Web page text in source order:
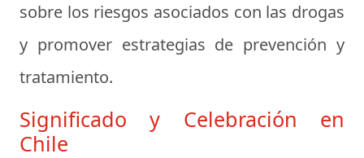
sobre los riesgos asociados con las drogas
y promover estrategias de prevención y
tratamiento.
Significado y Celebración en
Chile